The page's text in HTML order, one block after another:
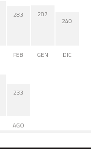
283
FEB
287
GEN
240
DIC
233
AGO